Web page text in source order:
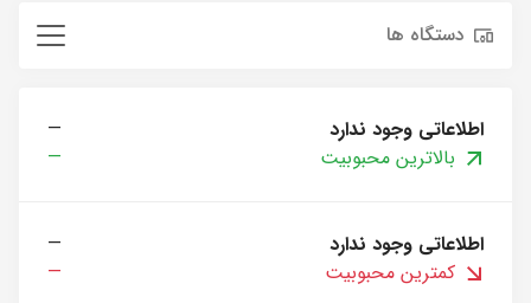
دستگاه ها
اطلاعاتی وجود ندارد
—
بالاترین محبوبیت
—
اطلاعاتی وجود ندارد
—
کمترین محبوبیت
—